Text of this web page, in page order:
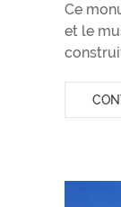
Ce
et le